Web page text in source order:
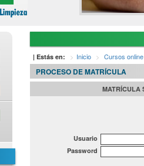
| Estás en: Inicio Cursos online
PROCESO DE MATRÍCULA
MATRÍCULA
Usuario
Password